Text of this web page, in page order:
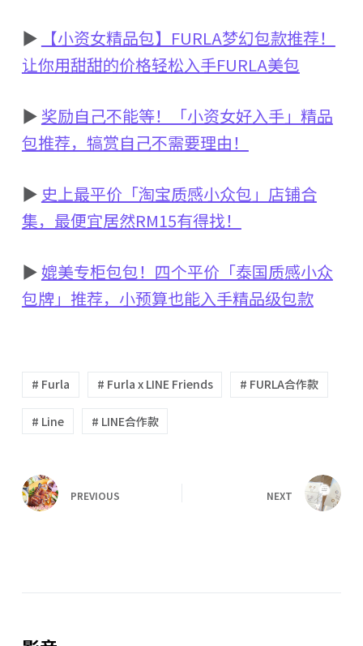
▶
【小资女精品包】FURLA梦幻包款推荐！
让你用甜甜的价格轻松入手FURLA美包
▶ 奖励自己不能等！「小资女好入手」精品
包推荐，犒赏自己不需要理由！
▶ 史上最平价「淘宝质感小众包」店铺合
集，最便宜居然RM15有得找！
▶媲美专柜包包！四个平价「泰国质感小众
包牌」推荐，小预算也能入手精品级包款
# Furla # Furla x LINE Friends # FURLA合作款
# Line # LINE合作款
PREVIOUS NEXT